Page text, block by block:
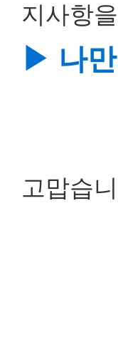
지사항
▶ 나
고맙습